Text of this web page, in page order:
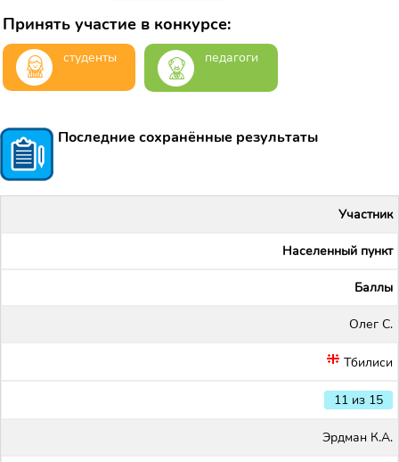
Принять участие в конкурсе:
студенты педагоги
Последние сохранённые результаты
Участник
Населенный пункт
Баллы
Олег С.
Тбилиси
11 из 15
Эрдман К.А.